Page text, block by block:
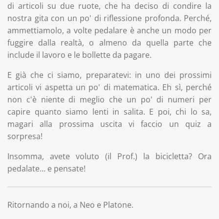
di articoli su due ruote, che ha deciso di condire la
nostra gita con un po' di riflessione profonda. Perché,
ammettiamolo, a volte pedalare è anche un modo per
fuggire dalla realtà, o almeno da quella parte che
include il lavoro e le bollette da pagare.
E già che ci siamo, preparatevi: in uno dei prossimi
articoli vi aspetta un po' di matematica. Eh sì, perché
non c'è niente di meglio che un po' di numeri per
capire quanto siamo lenti in salita. E poi, chi lo sa,
magari alla prossima uscita vi faccio un quiz a
sorpresa!
Insomma, avete voluto (il Prof.) la bicicletta? Ora
pedalate... e pensate!
Ritornando a noi, a Neo e Platone.